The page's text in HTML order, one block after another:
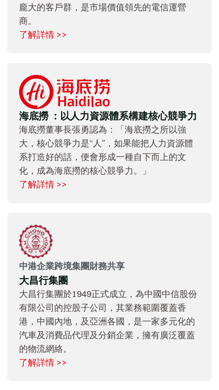
龐大的客戶群，是市場價值領先的電信運營
商。
了解詳情 >>
海底撈 ：以人力資源體系構建核心競爭力
海底撈董事長張勇認為：「海底撈之所以強
大，核心競爭力是“人”，如果能把人力資源體
系打造好的話，便會形成一種自下而上的文
化，成為海底撈的核心競爭力。」
了解詳情 >>
中港企業跨境集團財務共享
大昌行集團
大昌行集團於1949正式成立，為中國中信股份
有限公司的控股子公司，其業務範圍覆蓋香
港，中國內地，及亞洲各國，是一家多元化的
汽車及消費品代理及分銷企業，擁有廣泛覆蓋
的物流網絡。
了解詳情 >>